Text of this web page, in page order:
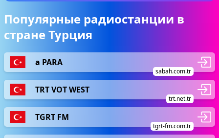
Популярные радиостанции в
стране Турция
a PARA
sabah.com.tr
TRT VOT WEST
trt.net.tr
TGRT FM
tgrt-fm.com.tr